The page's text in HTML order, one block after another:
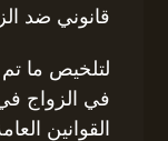
قانوني ضد
لتلخيص ما
في الزواج في
القوانين